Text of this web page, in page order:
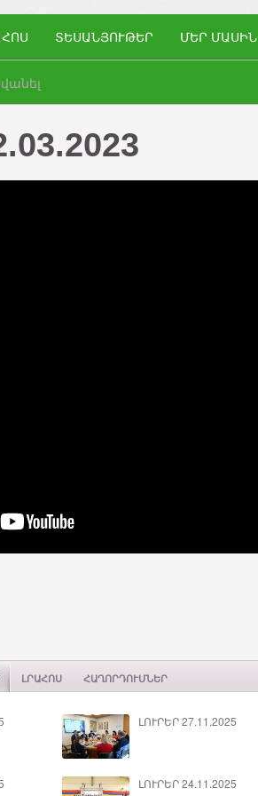
ՏԵՍԱՆՅՈՒԹԵՐ ՄԵՐ ՄԱՍԻՆ
ԼՐԱՀՈՍ ՀԱՂՈՐԴՈՒՄՆԵՐ
ԼՈՒՐԵՐ 27.11.2025
ԼՈՒՐԵՐ 24.11.2025